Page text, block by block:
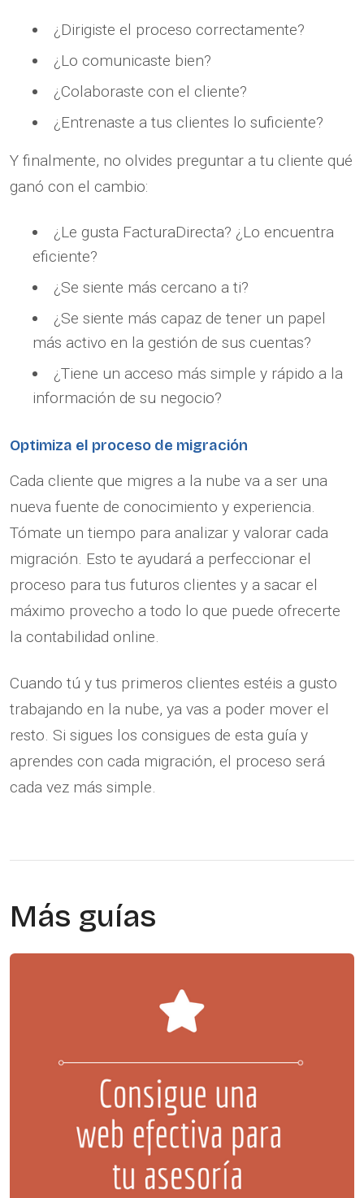
¿Dirigiste el proceso correctamente?
¿Lo comunicaste bien?
¿Colaboraste con el cliente?
¿Entrenaste a tus clientes lo suficiente?
Y finalmente, no olvides preguntar a tu cliente qué
ganó con el cambio:
¿Le gusta FacturaDirecta? ¿Lo encuentra
eficiente?
¿Se siente más cercano a ti?
¿Se siente más capaz de tener un papel
más activo en la gestión de sus cuentas?
¿Tiene un acceso más simple y rápido a la
información de su negocio?
Optimiza el proceso de migración
Cada cliente que migres a la nube va a ser una
nueva fuente de conocimiento y experiencia.
Tómate un tiempo para analizar y valorar cada
migración. Esto te ayudará a perfeccionar el
proceso para tus futuros clientes y a sacar el
máximo provecho a todo lo que puede ofrecerte
la contabilidad online.
Cuando tú y tus primeros clientes estéis a gusto
trabajando en la nube, ya vas a poder mover el
resto. Si sigues los consigues de esta guía y
aprendes con cada migración, el proceso será
cada vez más simple.
Más guías